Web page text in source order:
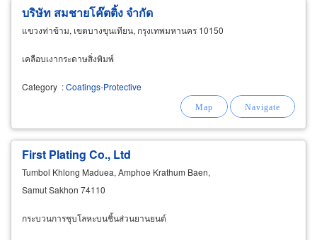
บริษัท สมชายโค๊ตติ้ง จำกัด
แขวงท่าข้าม, เขตบางขุนเทียน, กรุงเทพมหานคร 10150
เคลือบเงากระดาษสิ่งพิมพ์
Category :Coatings-Protective
First Plating Co., Ltd
Tumbol Khlong Maduea, Amphoe Krathum Baen,
Samut Sakhon 74110
กระบวนการชุบโลหะบนชิ้นส่วนยานยนต์